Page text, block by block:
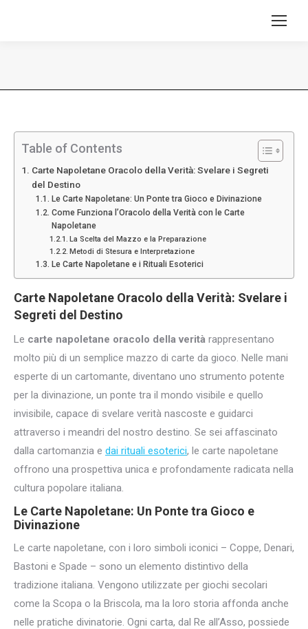
Table of Contents
Carte Napoletane Oracolo della Verità: Svelare i Segreti
del Destino
Le Carte Napoletane: Un Ponte tra Gioco e Divinazione
Come Funziona l’Oracolo della Verità con le Carte
Napoletane
La Scelta del Mazzo e la Preparazione
Metodi di Stesura e Interpretazione
Le Carte Napoletane e i Rituali Esoterici
Carte Napoletane Oracolo della Verità: Svelare i
Segreti del Destino
Le carte napoletane oracolo della verità rappresentano
molto più di un semplice mazzo di carte da gioco. Nelle mani
esperte di un cartomante, diventano uno strumento potente
per la divinazione, un ponte tra il mondo visibile e quello
invisibile, capace di svelare verità nascoste e guidarci
attraverso i meandri del nostro destino. Se sei affascinato
dalla cartomanzia e dai rituali esoterici, le carte napoletane
offrono una prospettiva unica e profondamente radicata nella
cultura popolare italiana.
Le Carte Napoletane: Un Ponte tra Gioco e
Divinazione
Le carte napoletane, con i loro simboli iconici – Coppe, Denari,
Bastoni e Spade – sono un elemento distintivo della
tradizione italiana. Vengono utilizzate per giochi secolari
come la Scopa o la Briscola, ma la loro storia affonda anche
nelle pratiche divinatorie. Ogni carta, dal Re all’Asso, possiede